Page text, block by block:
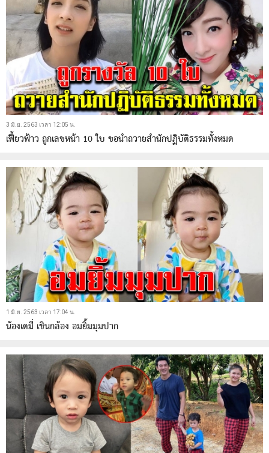
3 มิ.ย. 2563 เวลา 12:05 น.
เฟี้ยวฟ้าว ถูกเลขหน้า 10 ใบ ขอนำถวายสำนักปฏิบัติธรรมทั้งหมด
1 มิ.ย. 2563 เวลา 17:04 น.
น้องเดมี่ เขินกล้อง อมยิ้มมุมปาก